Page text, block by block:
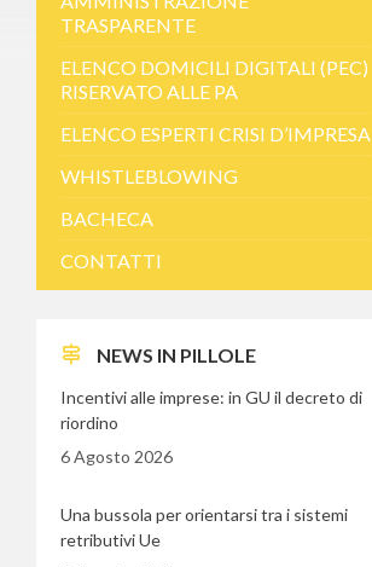
TRASPARENTE
ELENCO DOMICILI DIGITALI (PEC)
RISERVATO ALLE PA
ELENCO ESPERTI CRISI D’IMPRESA
WHISTLEBLOWING
BACHECA
CONTATTI
NEWS IN PILLOLE
Incentivi alle imprese: in GU il decreto di
riordino
6 Agosto 2026
Una bussola per orientarsi tra i sistemi
retributivi Ue